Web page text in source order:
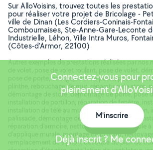
Sur AlloVoisins, trouvez toutes les
pour réaliser votre projet de Bricolage -
ville de Dinan (Les Cordiers-Coninais-
Combournaises, Ste-Anne-Gare-Leconte
Industrielle, Léhon, Ville Intra Muros,
(Côtes-d'Armor, 22100)
Autres exemples de prestations réalisées par nos
pose de porte, changement de porte, pose de
plinthe, rebouchage de mur, réparation de store,
démontage de store, démontage de porte, pose
installation de portillon, réparation de fenêtre,
installation de télé au mur, installation de siphon,
palissade, démontage de meubles de cuisine,
réparation d'armoire, nettoyage de mur, meuble à
d'applique murale, montage de placard,
remplacement de siphon, découpe de plan de
Connectez-vous pour
pleinement
M'inscrire
Déjà inscrit ? Me